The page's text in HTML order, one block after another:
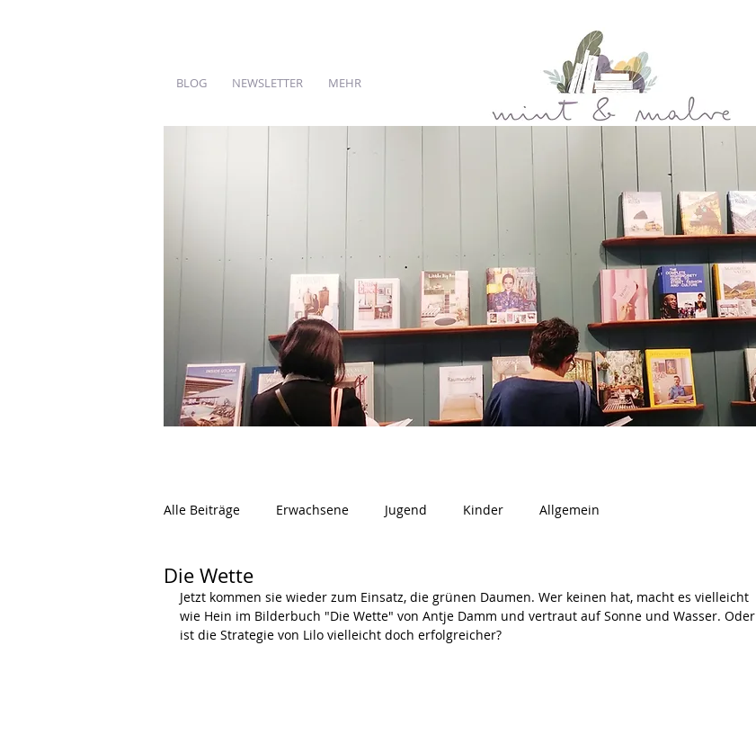
BLOG NEWSLETTER MEHR
Alle Beiträge Erwachsene Jugend Kinder Allgemein
Die Wette
Jetzt kommen sie wieder zum Einsatz, die grünen Daumen. Wer keinen hat, macht es vielleicht
wie Hein im Bilderbuch "Die Wette" von Antje Damm und vertraut auf Sonne und Wasser. Oder
ist die Strategie von Lilo vielleicht doch erfolgreicher?